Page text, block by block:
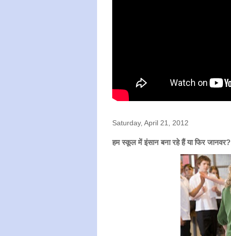
Saturday, April 21, 2012
हम स्कूल में इंसान बना रहे हैं या फिर जानवर?